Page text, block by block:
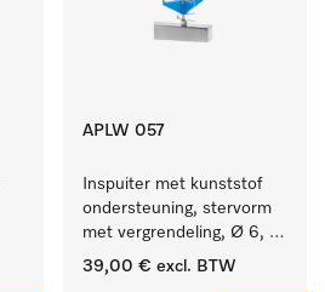
APLW 057
Inspuiter met kunststof
ondersteuning, stervorm
met vergrendeling, Ø 6,
lengte 275 mm.
39,00 € excl. BTW